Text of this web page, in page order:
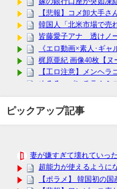
ピックアップ記事